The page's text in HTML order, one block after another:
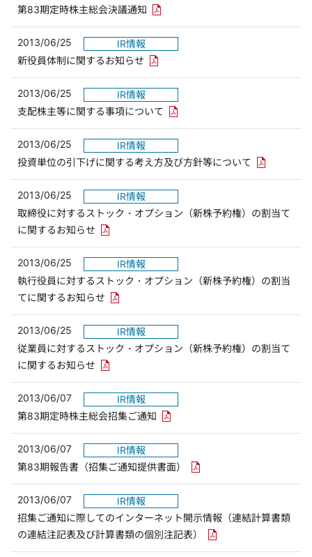
第83期定時株主総会決議通知 PDFリンクを新しいウィンドウで開
2013/06/25
IR情報
新役員体制に関するお知らせ PDFリンクを新しいウィンドウで開
2013/06/25
IR情報
支配株主等に関する事項について PDFリンクを新しいウィンドウ
2013/06/25
IR情報
投資単位の引下げに関する考え方及び方針等について PDFリンク
2013/06/25
IR情報
取締役に対するストック・オプション（新株予約権）の割当て
に関するお知らせ PDFリンクを新しいウィンドウで開きます
2013/06/25
IR情報
執行役員に対するストック・オプション（新株予約権）の割当
てに関するお知らせ PDFリンクを新しいウィンドウで開きます
2013/06/25
IR情報
従業員に対するストック・オプション（新株予約権）の割当て
に関するお知らせ PDFリンクを新しいウィンドウで開きます
2013/06/07
IR情報
第83期定時株主総会招集ご通知 PDFリンクを新しいウィンドウで
2013/06/07
IR情報
第83期報告書（招集ご通知提供書面）
PDFリンクを新しいウィン
2013/06/07
IR情報
招集ご通知に際してのインターネット開示情報（連結計算書類
の連結注記表及び計算書類の個別注記表）
PDFリンクを新しいウ